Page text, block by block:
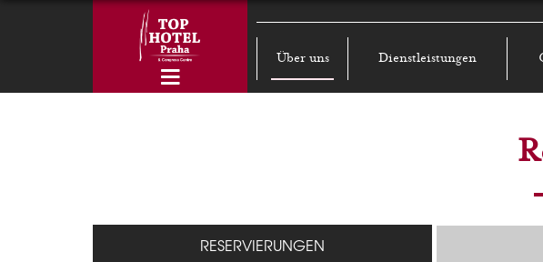
Über uns Dienstleistungen
RESERVIERUNGEN